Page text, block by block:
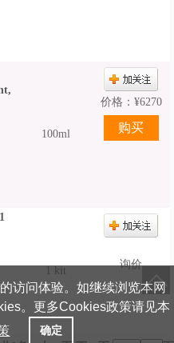
100ml
价格： ¥6270
1 kit
询价
访问体验。如继续浏览本网
。更多Cookies政策请见本
确定